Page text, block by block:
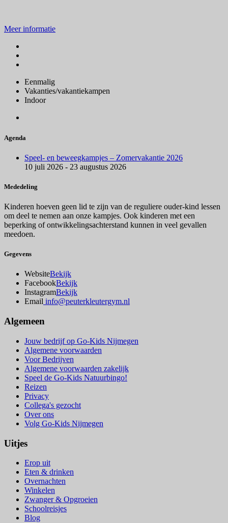
Meer informatie
Eenmalig
Vakanties/vakantiekampen
Indoor
Agenda
Speel- en beweegkampjes – Zomervakantie 2026
10 juli 2026 - 23 augustus 2026
Mededeling
Kinderen hoeven geen lid te zijn van de reguliere ouder-kind lessen
om deel te nemen aan onze kampjes. Ook kinderen met een
beperking of ontwikkelingsachterstand kunnen in veel gevallen
meedoen.
Gegevens
WebsiteBekijk
FacebookBekijk
InstagramBekijk
Email info@peuterkleutergym.nl
Algemeen
Jouw bedrijf op Go-Kids Nijmegen
Algemene voorwaarden
Voor Bedrijven
Algemene voorwaarden zakelijk
Speel de Go-Kids Natuurbingo!
Reizen
Privacy
Collega's gezocht
Over ons
Volg Go-Kids Nijmegen
Uitjes
Erop uit
Eten & drinken
Overnachten
Winkelen
Zwanger & Opgroeien
Schoolreisjes
Blog